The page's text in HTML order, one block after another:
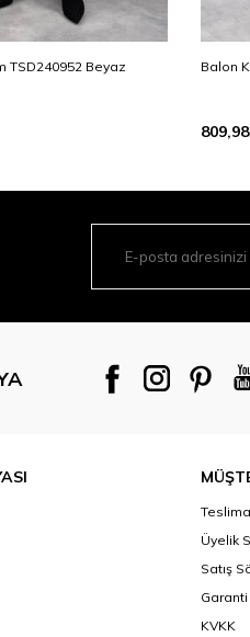
TSD240952 Beyaz Balon
809,98
Üyelik
Satış
KVKK